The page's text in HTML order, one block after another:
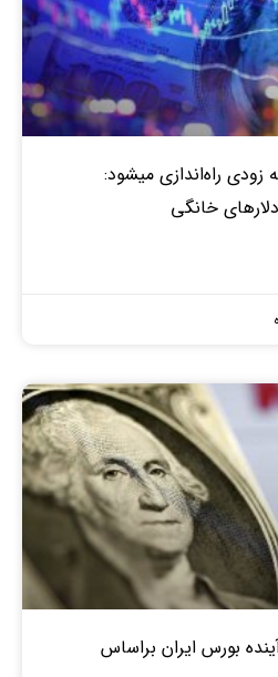
راه‌اندازی میشود:
خانگی
بورس ایران براساس